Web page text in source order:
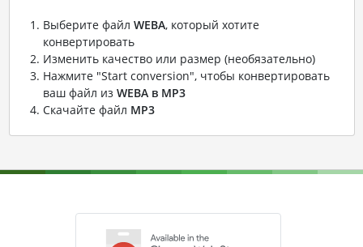
Выберите файл WEBA, который хотите
конвертировать
Изменить качество или размер (необязательно)
Нажмите "Start conversion", чтобы конвертировать
ваш файл из WEBA в MP3
Скачайте файл MP3